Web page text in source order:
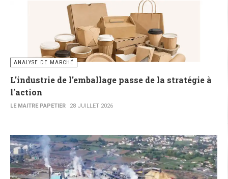
ANALYSE DE MARCHÉ
L'industrie de l'emballage passe de la stratégie à
l'action
LE MAITRE PAPETIER 28 JUILLET 2026